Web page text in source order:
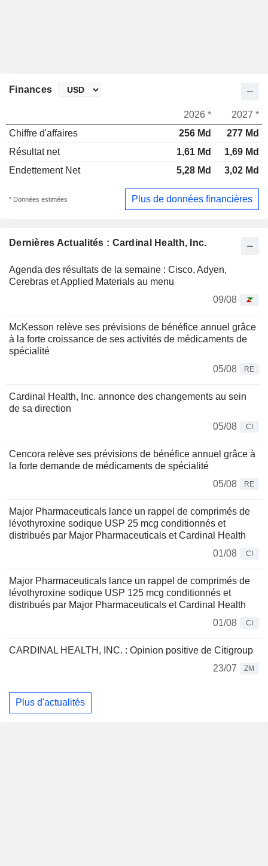
Dernières Actualités : Cardinal Health, Inc.
Agenda des résultats de la semaine : Cisco, Adyen,
Cerebras et Applied Materials au menu
09/08
McKesson relève ses prévisions de bénéfice annuel grâce
à la forte croissance de ses activités de médicaments de
spécialité
05/08
RE
Cardinal Health, Inc. annonce des changements au sein
de sa direction
05/08
CI
Cencora relève ses prévisions de bénéfice annuel grâce à
la forte demande de médicaments de spécialité
05/08
RE
Major Pharmaceuticals lance un rappel de comprimés de
lévothyroxine sodique USP 25 mcg conditionnés et
distribués par Major Pharmaceuticals et Cardinal Health
01/08
CI
Major Pharmaceuticals lance un rappel de comprimés de
lévothyroxine sodique USP 125 mcg conditionnés et
distribués par Major Pharmaceuticals et Cardinal Health
01/08
CI
CARDINAL HEALTH, INC. : Opinion positive de Citigroup
23/07
ZM
Plus d'actualités
Finances
2026 *
2027 *
Chiffre d'affaires
256 Md
277 Md
Résultat net
1,61 Md
1,69 Md
Endettement Net
5,28 Md 3,02 Md
* Données estimées Plus de données financières